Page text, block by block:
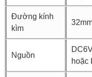
Đường kính
kìm
Nguồn
hoặc